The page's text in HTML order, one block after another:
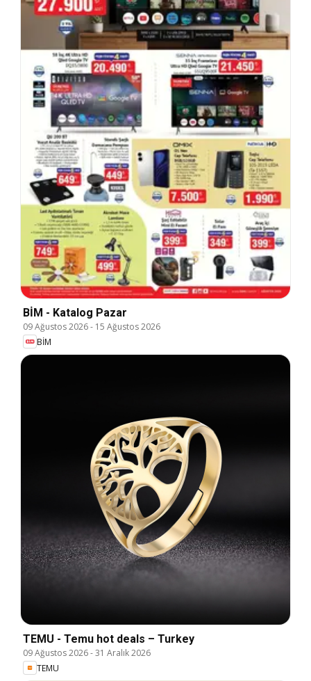
BİM - Katalog Pazar
09 Ağustos 2026- 15 Ağustos 2026
BİM
TEMU - Temu hot deals – Turkey
09 Ağustos 2026-31 Aralık 2026
TEMU